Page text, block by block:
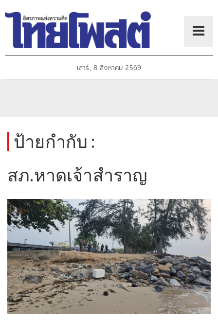
เสาร์, 8 สิงหาคม 2569
ป้ายกำกับ :
สภ.หาดเจ้าสำราญ